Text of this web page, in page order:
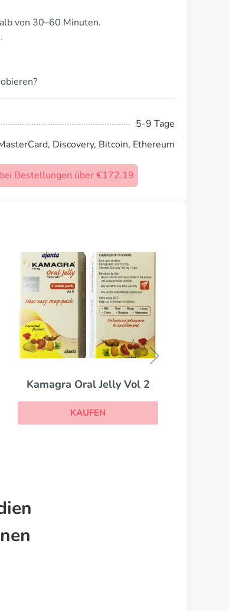
von 30–60 Minuten.
5-9 Tage
Discovery, Bitcoin, Ethereum
Bestellungen über €172.19
Cenforce
KAUFEN